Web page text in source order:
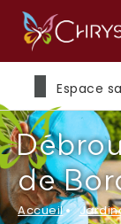
Espace
de
Accueil
Prénom*
Nom*